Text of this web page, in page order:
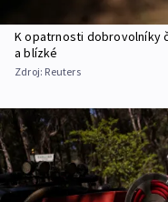
K opatrnosti dobrovolníky
a blízké
Zdroj: Reuters